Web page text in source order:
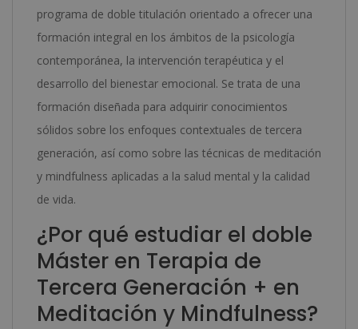
Notario
Europeo
cantidad
programa de doble titulación orientado a ofrecer una
formación integral en los ámbitos de la psicología
contemporánea, la intervención terapéutica y el
desarrollo del bienestar emocional. Se trata de una
formación diseñada para adquirir conocimientos
sólidos sobre los enfoques contextuales de tercera
generación, así como sobre las técnicas de meditación
y mindfulness aplicadas a la salud mental y la calidad
de vida.
¿Por qué estudiar el doble
Máster en Terapia de
Tercera Generación + en
Meditación y Mindfulness?